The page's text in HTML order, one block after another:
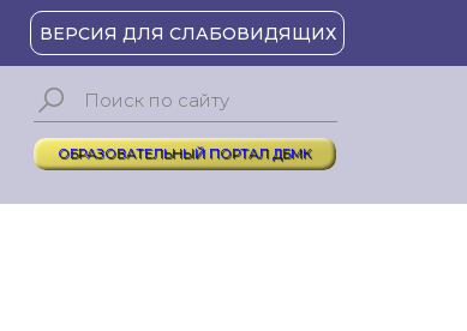
ВЕРСИЯ ДЛЯ СЛАБОВИДЯЩИХ
ОБРАЗОВАТЕЛЬНЫЙ ПОРТАЛ ДБМК